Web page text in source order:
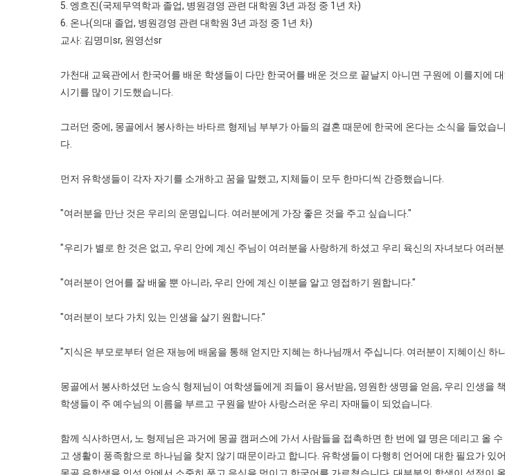
5. 엥흐진(국제무역학과 졸업, 병원경영 관련 대학원 3년 과정 중 1년 차)
6. 온나(의대 졸업, 병원경영 관련 대학원 3년 과정 중 1년 차)
교사: 김명미sr, 원영선sr
가천대 교육관에서 한국어를 배운 학생들이 다만 한국어를 배운 것으로 끝날지 아니면 구원에 이를지에
시기를 많이 기도했습니다.
그러던 중에, 몽골에서 봉사하는 바타르 형제님 부부가 아들의 결혼 때문에 한국에 온다는 소식을 들었
다.
먼저 유학생들이 각자 자기를 소개하고 꿈을 말했고, 지체들이 모두 한마디씩 간증했습니다.
"여러분을 만난 것은 우리의 운명입니다. 여러분에게 가장 좋은 것을 주고 싶습니다."
"우리가 별로 한 것은 없고, 우리 안에 계신 주님이 여러분을 사랑하게 하셨고 우리 육신의 자녀보다 여러
"여러분이 언어를 잘 배울 뿐 아니라, 우리 안에 계신 이분을 알고 영접하기 원합니다."
"여러분이 보다 가치 있는 인생을 살기 원합니다."
"지식은 부모로부터 얻은 재능에 배움을 통해 얻지만 지혜는 하나님깨서 주십니다. 여러분이 지혜이신 하
몽골에서 봉사하셨던 노승식 형제님이 여학생들에게 죄들이 용서받음, 영원한 생명을 얻음, 우리 인생을
학생들이 주 예수님의 이름을 부르고 구원을 받아 사랑스러운 우리 자매들이 되었습니다.
함께 식사하면서, 노 형제님은 과거에 몽골 캠퍼스에 가서 사람들을 접촉하면 한 번에 열 명은 데리고 올
고 생활이 풍족함으로 하나님을 찾지 않기 때문이라고 합니다. 유학생들이 다행히 언어에 대한 필요가